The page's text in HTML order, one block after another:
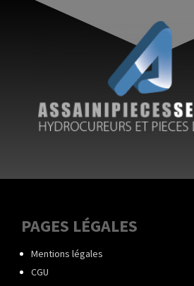
PAGES LÉGALES
Mentions légales
CGU